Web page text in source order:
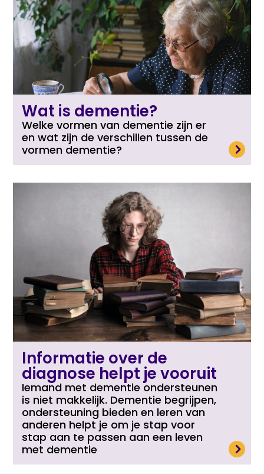
Wat is dementie?
Welke vormen van dementie zijn er
en wat zijn de verschillen tussen de
vormen dementie?
Informatie over de
diagnose helpt je vooruit
Iemand met dementie ondersteunen
is niet makkelijk. Dementie begrijpen,
ondersteuning bieden en leren van
anderen helpt je om je stap voor
stap aan te passen aan een leven
met dementie